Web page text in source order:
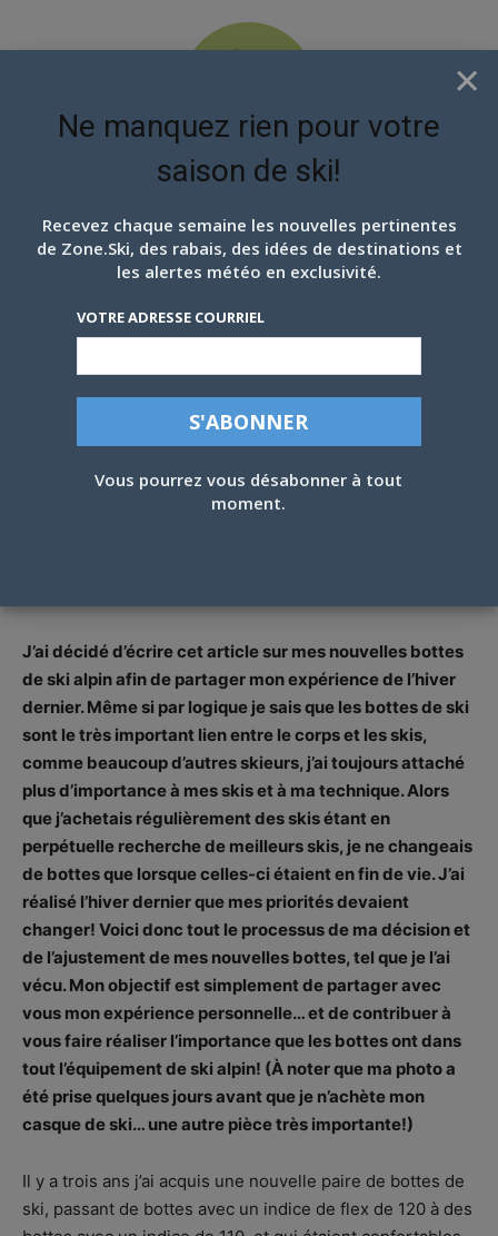
EN ATTENDANT LES
IMPORTANCE DES BOTTES DE SKI: UNE
EXPÉRIENCE PROBANTE!
J’ai décidé d’écrire cet article sur mes nouvelles bottes
de ski alpin afin de partager mon expérience de l’hiver
dernier. Même si par logique je sais que les bottes de ski
sont le très important lien entre le corps et les skis,
comme beaucoup d’autres skieurs, j’ai toujours attaché
plus d’importance à mes skis et à ma technique. Alors
que j’achetais régulièrement des skis étant en
perpétuelle recherche de meilleurs skis, je ne changeais
de bottes que lorsque celles-ci étaient en fin de vie. J’ai
réalisé l’hiver dernier que mes priorités devaient
changer! Voici donc tout le processus de ma décision et
de l’ajustement de mes nouvelles bottes, tel que je l’ai
vécu. Mon objectif est simplement de partager avec
vous mon expérience personnelle… et de contribuer à
vous faire réaliser l’importance que les bottes ont dans
tout l’équipement de ski alpin! (À noter que ma photo a
été prise quelques jours avant que je n’achète mon
casque de ski… une autre pièce très importante!)
Il y a trois ans j’ai acquis une nouvelle paire de bottes de
ski, passant de bottes avec un indice de flex de 120 à des
×
Ne manquez rien pour votre
saison de ski!
Recevez chaque semaine les nouvelles pertinentes
de Zone.Ski, des rabais, des idées de destinations et
les alertes météo en exclusivité.
VOTRE ADRESSE COURRIEL
Vous pourrez vous désabonner à tout
moment.